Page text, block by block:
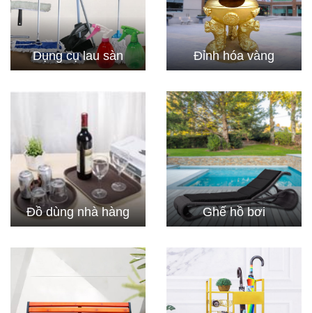
Dụng cụ lau sàn Đỉnh hóa vàng
Đồ dùng nhà hàng Ghế hồ bơi